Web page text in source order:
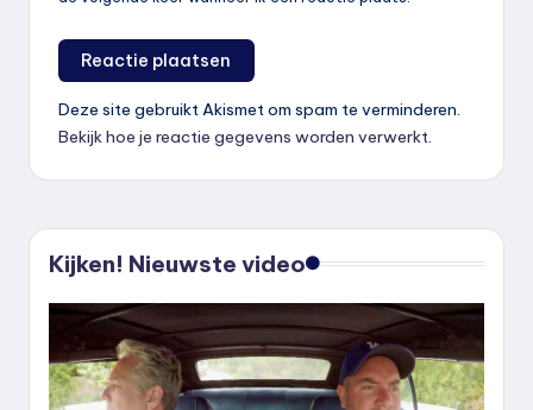
Deze site gebruikt Akismet om spam te verminderen.
Bekijk hoe je reactie gegevens worden verwerkt.
Kijken! Nieuwste video